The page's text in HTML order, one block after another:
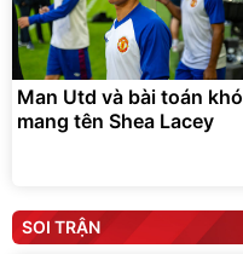
Man Utd và bài toán khó
mang tên Shea Lacey
SOI TRẬN